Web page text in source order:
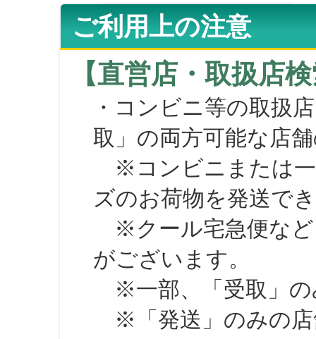
ご利用上の注意
【直営店・取扱店
・コンビニ等の取扱
取」の両方可能な店
※コンビニまたは一
ズのお荷物を発送で
※クール宅急便など
がございます。
※一部、「受取」の
※「発送」のみの店